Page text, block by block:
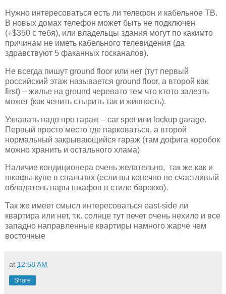
Нужно интересоваться есть ли телефон и кабельное ТВ.
В новых домах телефон может быть не подключен
(+$350 с тебя), или владельцы здания могут по какимто
причинам не иметь кабельного телевидения (да
здравствуют 5 факанных госканалов).
Не всегда пишут ground floor или нет (тут первый
российский этаж называется ground floor, а второй как
first) – жилье на ground черевато тем что ктото залезть
может (как ченить стырить так и живность).
Узнавать надо про гараж – car spot или lockup garage.
Первый просто место где парковаться, а второй
нормальный закрывающийся гараж (там дофига коробок
можно хранить и остального хлама)
Наличие кондиционера очень желательно, так же как и
шкафы-купе в спальнях (если вы конечно не счастливый
обладатель пары шкафов в стиле барокко).
Так же имеет смысл интересоваться east-side ли
квартира или нет, т.к. солнце тут печет очень нехило и все
западно направленные квартиры намного жарче чем
восточные
at 12:58 AM
Share